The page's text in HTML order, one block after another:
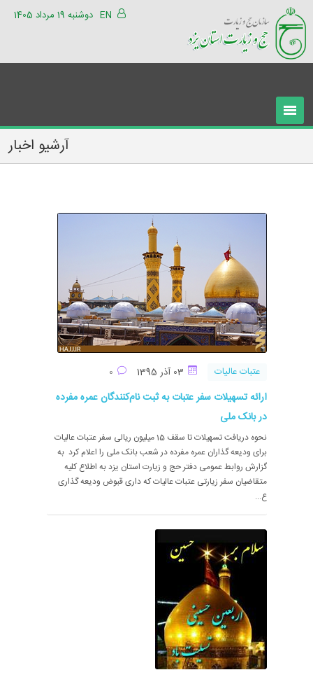
دوشنبه 19 مرداد 1405 EN
آرشیو اخبار
عتبات عالیات
ارائه تسهیلات سفر عتبات به ثبت نام‌کنندگان عمره مفرده
در بانک ملی
نحوه دریافت تسهیلات تا سقف 15 میلیون ریالی سفر عتبات عالیات
برای ودیعه گذاران عمره مفرده در شعب بانک ملی را اعلام کرد به
گزارش روابط عمومی دفتر حج و زیارت استان یزد به اطلاع کلیه
متقاضیان سفر زیارتی عتبات عالیات که داری قبوض ودیعه گذاری
ع...